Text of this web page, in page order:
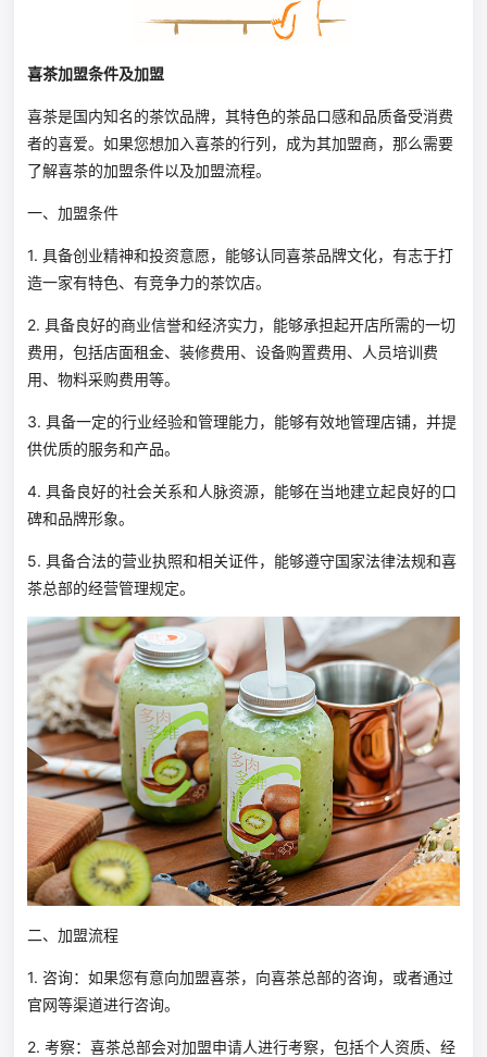
喜茶加盟条件及加盟
喜茶是国内知名的茶饮品牌，其特色的茶品口感和品质备受消费
者的喜爱。如果您想加入喜茶的行列，成为其加盟商，那么需要
了解喜茶的加盟条件以及加盟流程。
一、加盟条件
1. 具备创业精神和投资意愿，能够认同喜茶品牌文化，有志于打
造一家有特色、有竞争力的茶饮店。
2. 具备良好的商业信誉和经济实力，能够承担起开店所需的一切
费用，包括店面租金、装修费用、设备购置费用、人员培训费
用、物料采购费用等。
3. 具备一定的行业经验和管理能力，能够有效地管理店铺，并提
供优质的服务和产品。
4. 具备良好的社会关系和人脉资源，能够在当地建立起良好的口
碑和品牌形象。
5. 具备合法的营业执照和相关证件，能够遵守国家法律法规和喜
茶总部的经营管理规定。
二、加盟流程
1. 咨询：如果您有意向加盟喜茶，向喜茶总部的咨询，或者通过
官网等渠道进行咨询。
2. 考察：喜茶总部会对加盟申请人进行考察，包括个人资质、经